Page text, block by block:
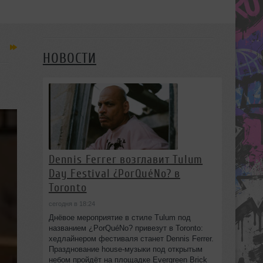
НОВОСТИ
Dennis Ferrer возглавит Tulum
Day Festival ¿PorQuéNo? в
Toronto
сегодня в 18:24
Днёвое мероприятие в стиле Tulum под
названием ¿PorQuéNo? привезут в Toronto:
хедлайнером фестиваля станет Dennis Ferrer.
Празднование house-музыки под открытым
небом пройдёт на площадке Evergreen Brick